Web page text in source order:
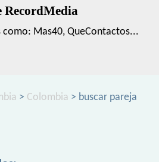
RecordMedia
como: Mas40, QueContactos...
> Colombia > buscar pareja